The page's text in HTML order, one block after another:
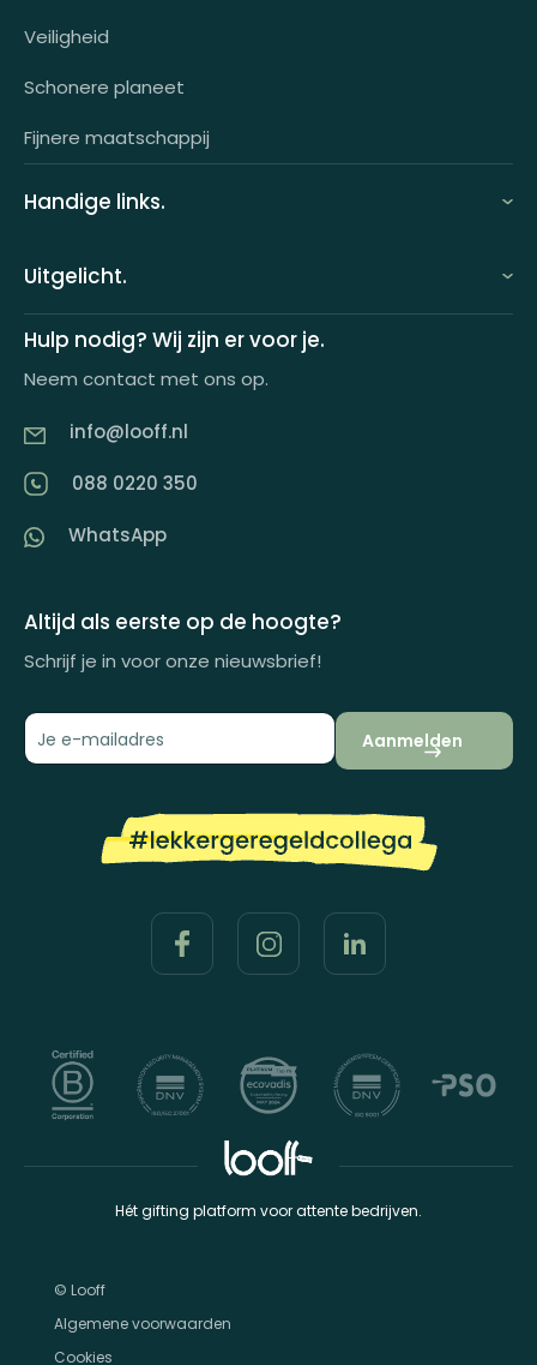
HR-koppeling
OCI-koppeling
Veiligheid
Schonere planeet
Fijnere maatschappij
Handige links.
FAQ
Demo aanvragen
Impactrapport
Uitgelicht.
Keuzecadeauconcepten
Looff keuzecadeaukaart
Producten in huisstijl
Hulp nodig? Wij zijn er voor je.
Neem contact met ons op.
info@looff.nl
088 0220 350
WhatsApp
Altijd als eerste op de hoogte?
Schrijf je in voor onze nieuwsbrief!
Aanmelden
© Looff
Algemene voorwaarden
Cookies
Hét gifting platform voor attente bedrijven.